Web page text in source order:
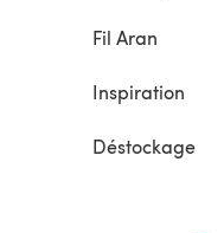
Fil Aran
Inspiration
Déstockage